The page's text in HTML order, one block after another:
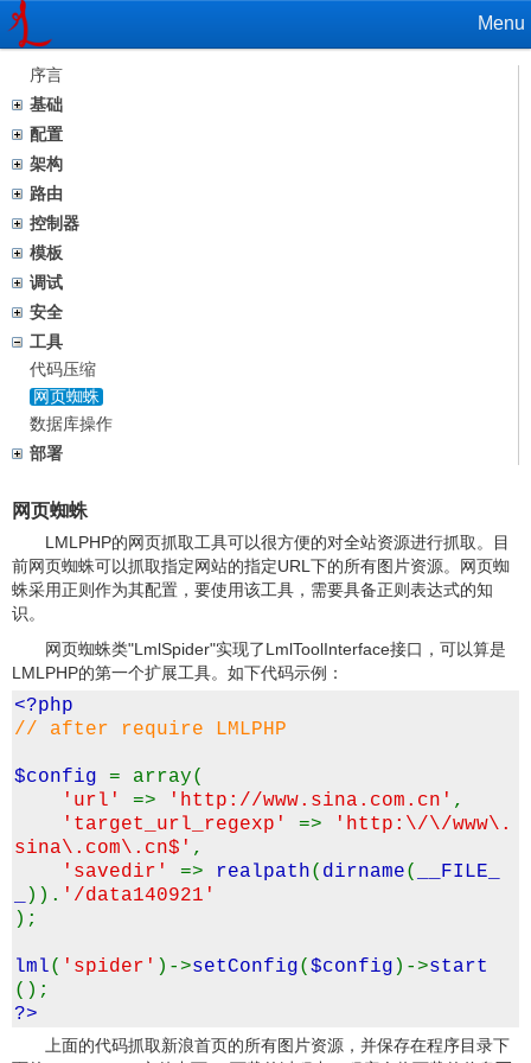
Menu
序言
基础
配置
架构
路由
控制器
模板
调试
安全
工具
代码压缩
网页蜘蛛
数据库操作
部署
网页蜘蛛
LMLPHP的网页抓取工具可以很方便的对全站资源进行抓取。目
前网页蜘蛛可以抓取指定网站的指定URL下的所有图片资源。网页蜘
蛛采用正则作为其配置，要使用该工具，需要具备正则表达式的知
识。
网页蜘蛛类"LmlSpider"实现了LmlToolInterface接口，可以算是
LMLPHP的第一个扩展工具。如下代码示例：
<?php
// after require LMLPHP
$config = array(
'url' => 'http://www.sina.com.cn' ,
'target_url_regexp' =>
'http:\/\/www\.
sina\.com\.cn$' ,
'savedir' => realpath( dirname(
__FILE_
)). '/data140921'
);
lml( 'spider' )->setConfig( $config )->start
();
?>
上面的代码抓取新浪首页的所有图片资源，并保存在程序目录下